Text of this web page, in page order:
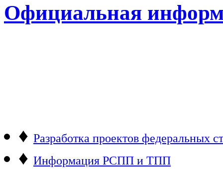
Официальная
♦ Разработка проектов федеральных
♦ Информация РСПП и ТПП